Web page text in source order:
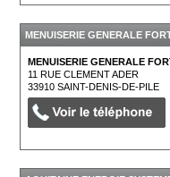
MENUISERIE GENERALE
MENUISERIE GENERALE
11 RUE CLEMENT ADER
33910SAINT-DENIS-DE-PILE